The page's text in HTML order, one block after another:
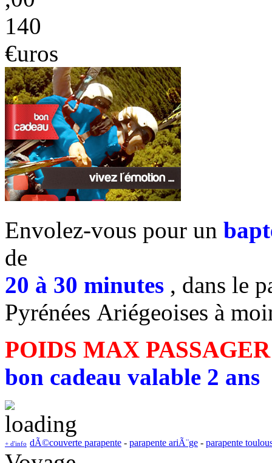
140
€uros
Envolez-vous pour un
de
20 à 30 minutes , dans le
Pyrénées Ariégeoises à
POIDS MAX
bon cadeau valable 2 ans
+ d'info dÃ©couverte parapente - parapente ariÃ¨ge - parapente